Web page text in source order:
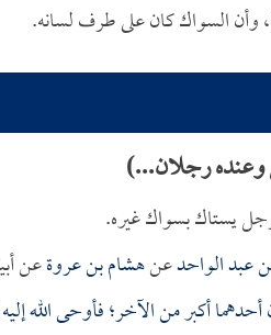
وأن السواك كان على طرف لسانه.
رجلان...)
يستاك بسواك غيره.
عبد الواحدعنهشام بن عروةعن
أكبر من الآخر؛ فأوحى الله